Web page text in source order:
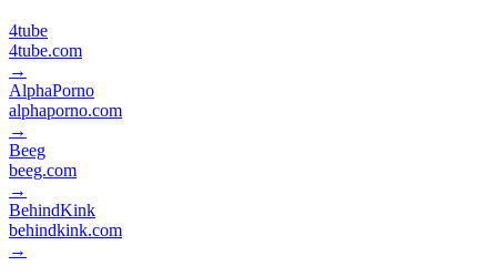
4tube
4tube.com
→
AlphaPorno
alphaporno.com
→
Beeg
beeg.com
→
BehindKink
behindkink.com
→